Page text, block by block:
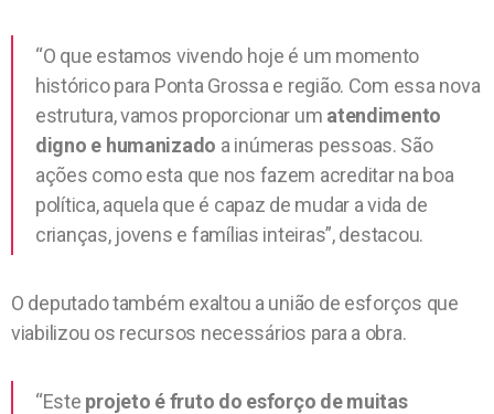
“O que estamos vivendo hoje é um momento
histórico para Ponta Grossa e região. Com essa nova
estrutura, vamos proporcionar um atendimento
digno e humanizado a inúmeras pessoas. São
ações como esta que nos fazem acreditar na boa
política, aquela que é capaz de mudar a vida de
crianças, jovens e famílias inteiras”, destacou.
O deputado também exaltou a união de esforços que
viabilizou os recursos necessários para a obra.
“Este projeto é fruto do esforço de muitas